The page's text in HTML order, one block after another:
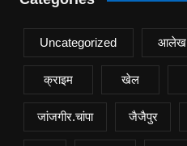
Uncategorized आलेख
क्राइम खेल
जांजगीर.चांपा जैजैपुर